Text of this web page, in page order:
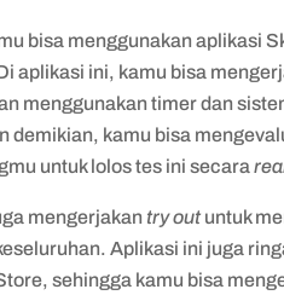
bisa menggunakan aplikasi
aplikasi ini, kamu bisa
menggunakan timer dan
demikian, kamu bisa
untuk lolos tes ini secara
mengerjakan try out untuk
Aplikasi ini juga
sehingga kamu bisa